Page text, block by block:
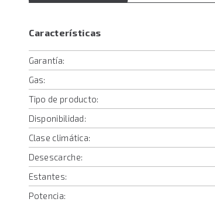
Características
Garantía:
Gas:
Tipo de producto:
Disponibilidad:
Clase climática:
Desescarche:
Estantes:
Potencia: